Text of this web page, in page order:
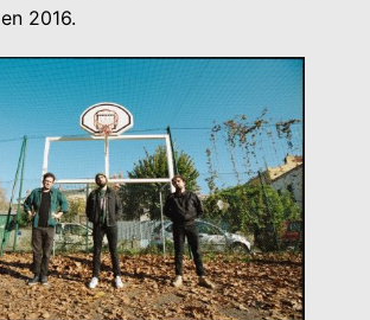
en 2016.